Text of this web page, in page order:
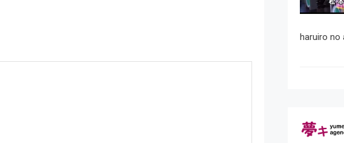
haruiro no